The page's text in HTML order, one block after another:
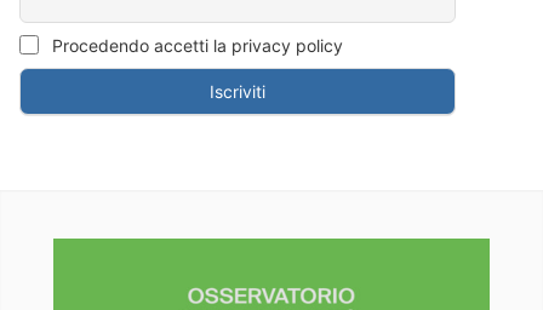
Procedendo accetti la privacy policy